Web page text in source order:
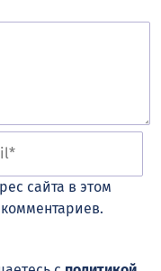
сайта в этом